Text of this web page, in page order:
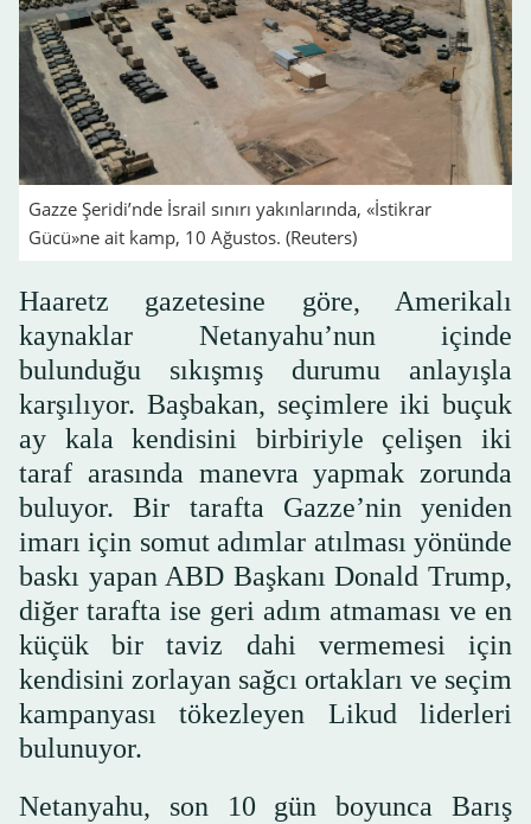
Gazze Şeridi’nde İsrail sınırı yakınlarında, «İstikrar
Gücü»ne ait kamp, 10 Ağustos. (Reuters)
Haaretz gazetesine göre, Amerikalı
kaynaklar Netanyahu’nun içinde
bulunduğu sıkışmış durumu anlayışla
karşılıyor. Başbakan, seçimlere iki buçuk
ay kala kendisini birbiriyle çelişen iki
taraf arasında manevra yapmak zorunda
buluyor. Bir tarafta Gazze’nin yeniden
imarı için somut adımlar atılması yönünde
baskı yapan ABD Başkanı Donald Trump,
diğer tarafta ise geri adım atmaması ve en
küçük bir taviz dahi vermemesi için
kendisini zorlayan sağcı ortakları ve seçim
kampanyası tökezleyen Likud liderleri
bulunuyor.
Netanyahu, son 10 gün boyunca Barış